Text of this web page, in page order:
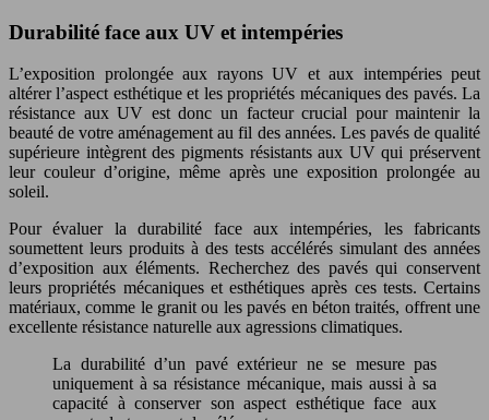
Durabilité face aux UV et intempéries
L’exposition prolongée aux rayons UV et aux intempéries peut
altérer l’aspect esthétique et les propriétés mécaniques des pavés. La
résistance aux UV est donc un facteur crucial pour maintenir la
beauté de votre aménagement au fil des années. Les pavés de qualité
supérieure intègrent des pigments résistants aux UV qui préservent
leur couleur d’origine, même après une exposition prolongée au
soleil.
Pour évaluer la durabilité face aux intempéries, les fabricants
soumettent leurs produits à des tests accélérés simulant des années
d’exposition aux éléments. Recherchez des pavés qui conservent
leurs propriétés mécaniques et esthétiques après ces tests. Certains
matériaux, comme le granit ou les pavés en béton traités, offrent une
excellente résistance naturelle aux agressions climatiques.
La durabilité d’un pavé extérieur ne se mesure pas
uniquement à sa résistance mécanique, mais aussi à sa
capacité à conserver son aspect esthétique face aux